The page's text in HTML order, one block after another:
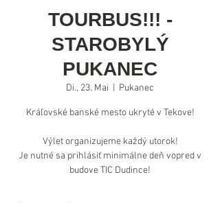
TOURBUS!!! -
STAROBYLÝ
PUKANEC
Di., 23. Mai Pukanec
Kráľovské banské mesto ukryté v Tekove!
Výlet organizujeme každý utorok!
Je nutné sa prihlásiť minimálne deň vopred v